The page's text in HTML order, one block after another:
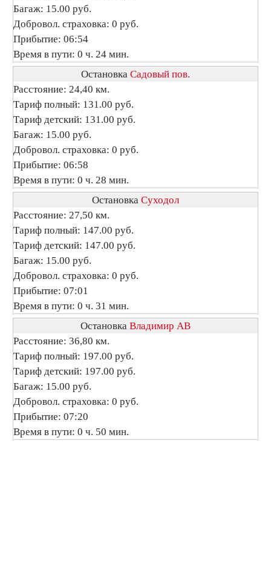
Багаж: 15.00 руб.
Добровол. страховка: 0 руб.
Прибытие: 06:54
Время в пути: 0 ч. 24 мин.
Остановка Садовый пов.
Расстояние: 24,40 км.
Тариф полный: 131.00 руб.
Тариф детский: 131.00 руб.
Багаж: 15.00 руб.
Добровол. страховка: 0 руб.
Прибытие: 06:58
Время в пути: 0 ч. 28 мин.
Остановка Суходол
Расстояние: 27,50 км.
Тариф полный: 147.00 руб.
Тариф детский: 147.00 руб.
Багаж: 15.00 руб.
Добровол. страховка: 0 руб.
Прибытие: 07:01
Время в пути: 0 ч. 31 мин.
Остановка Владимир АВ
Расстояние: 36,80 км.
Тариф полный: 197.00 руб.
Тариф детский: 197.00 руб.
Багаж: 15.00 руб.
Добровол. страховка: 0 руб.
Прибытие: 07:20
Время в пути: 0 ч. 50 мин.